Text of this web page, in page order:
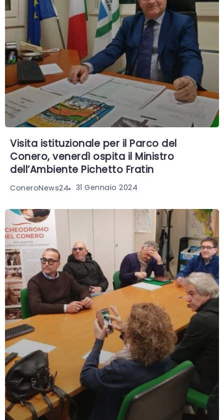
Visita istituzionale per il Parco del
Conero, venerdì ospita il Ministro
dell’Ambiente Pichetto Fratin
ConeroNews24 31 Gennaio 2024